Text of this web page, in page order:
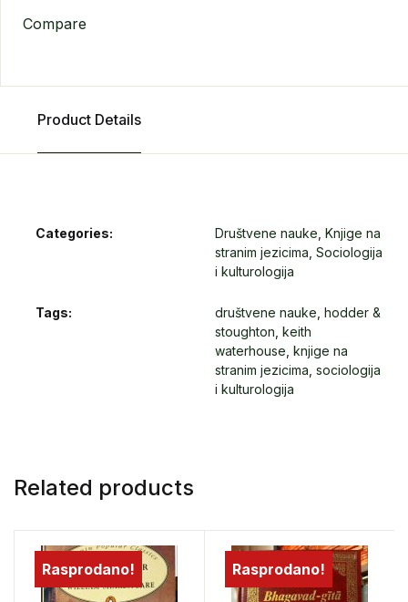
Compare
Product Details
Categories: Društvene nauke Knjige na
stranim jezicima Sociologija
i kulturologija
Tags: društvene nauke hodder &
stoughton keith
waterhouse knjige na
stranim jezicima sociologija
i kulturologija
Related products
Rasprodano! Rasprodano!